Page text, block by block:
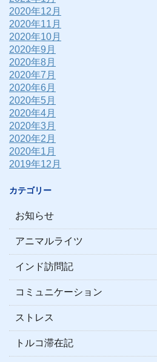
2020年12月
2020年11月
2020年10月
2020年9月
2020年8月
2020年7月
2020年6月
2020年5月
2020年4月
2020年3月
2020年2月
2020年1月
2019年12月
カテゴリー
お知らせ
アニマルライツ
インド訪問記
コミュニケーション
ストレス
トルコ滞在記